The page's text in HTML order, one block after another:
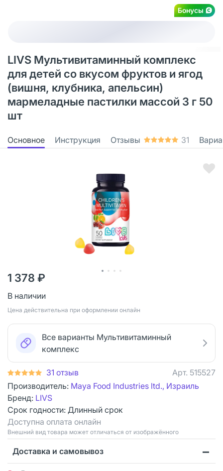
Бонусы
LIVS Мультивитаминный комплекс
для детей со вкусом фруктов и ягод
(вишня, клубника, апельсин)
мармеладные пастилки массой 3 г 50
шт
Основное Инструкция Отзывы 31
1 378 ₽
В наличии
Цена действительна при оформлении онлайн
Все варианты Мультивитаминный
комплекс
31 отзыв Арт. 515527
Производитель: Maya Food Industries ltd., Израиль
Бренд: LIVS
Срок годности: Длинный срок
Доступна оплата онлайн
Bнешний вид товара может отличаться от изображённого
Доставка и самовывоз